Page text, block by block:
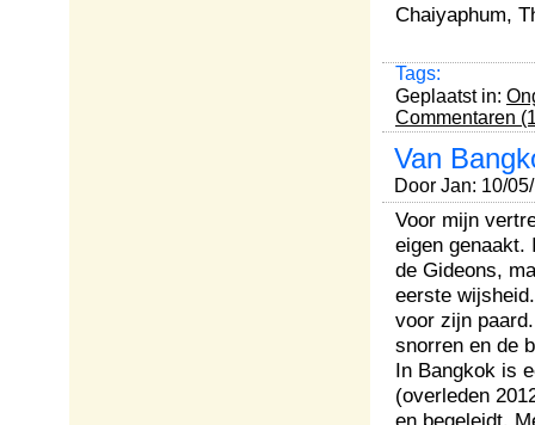
Chaiyaphum,
Tags:
Geplaatst in:
Commentaren
Van
Door Jan: 10/
Voor mijn
eigen genaakt.
de Gideons,
eerste
voor zijn
snorren en de
In Bangkok is
(overleden
en begeleidt.